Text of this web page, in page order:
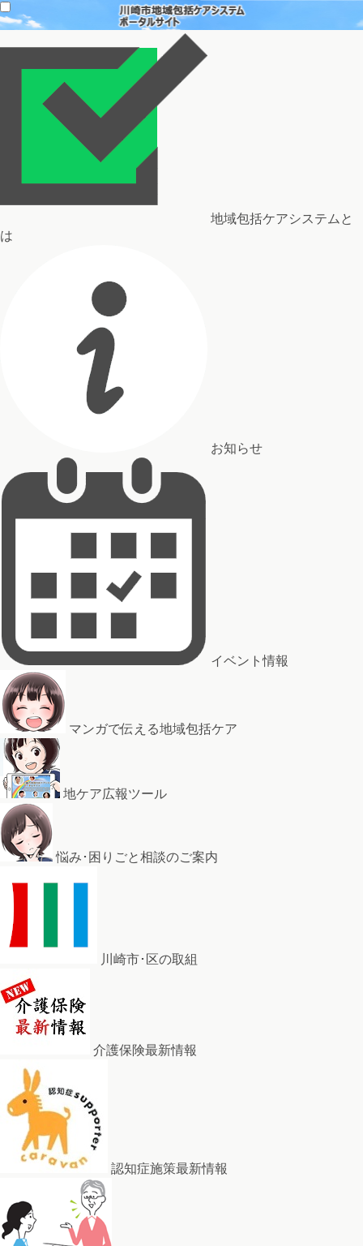
地域包括ケアシステムと
は
お知らせ
イベント情報
マンガで伝える地域包括ケア
地ケア広報ツール
悩み･困りごと相談のご案内
川崎市･区の取組
介護保険最新情報
認知症施策最新情報